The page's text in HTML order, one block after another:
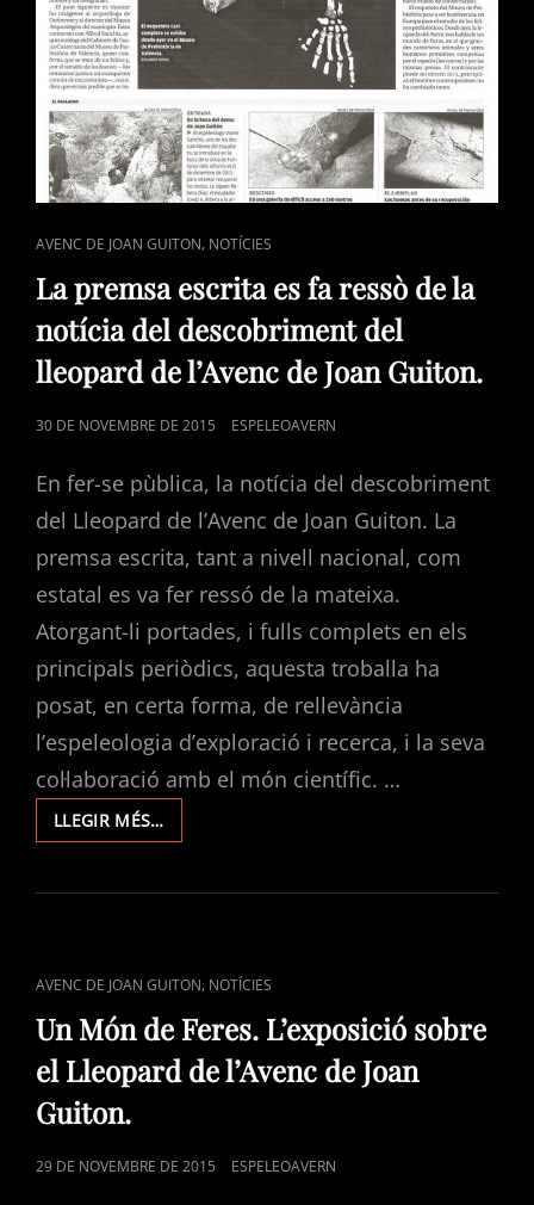
CAT
LINKS
AVENC DE JOAN GUITON, NOTÍCIES
La premsa escrita es fa ressò de la
notícia del descobriment del
lleopard de l’Avenc de Joan Guiton.
POSTED
30 DE NOVEMBRE DE 2015 ESPELEOAVERN
En fer-se pùblica, la notícia del descobriment
del Lleopard de l’Avenc de Joan Guiton. La
premsa escrita, tant a nivell nacional, com
estatal es va fer ressó de la mateixa.
Atorgant-li portades, i fulls complets en els
principals periòdics, aquesta troballa ha
posat, en certa forma, de rellevància
l’espeleologia d’exploració i recerca, i la seva
col·laboració amb el món científic. …
LLEGIR MÉS…LA
PREMSA
ES
LA
NOTÍCIA
DEL
DESCOBRIMENT
L’AVENC
CAT
LINKS
AVENC DE JOAN GUITON, NOTÍCIES
Un Món de Feres. L’exposició sobre
el Lleopard de l’Avenc de Joan
Guiton.
POSTED
29 DE NOVEMBRE DE 2015 ESPELEOAVERN